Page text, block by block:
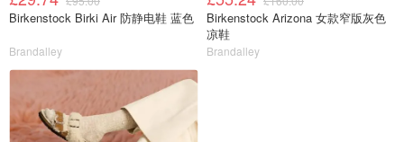
Birkenstock Birki Air 防静电鞋 蓝色
Brandalley
Birkenstock Arizona 女款窄版灰色
凉鞋
Brandalley